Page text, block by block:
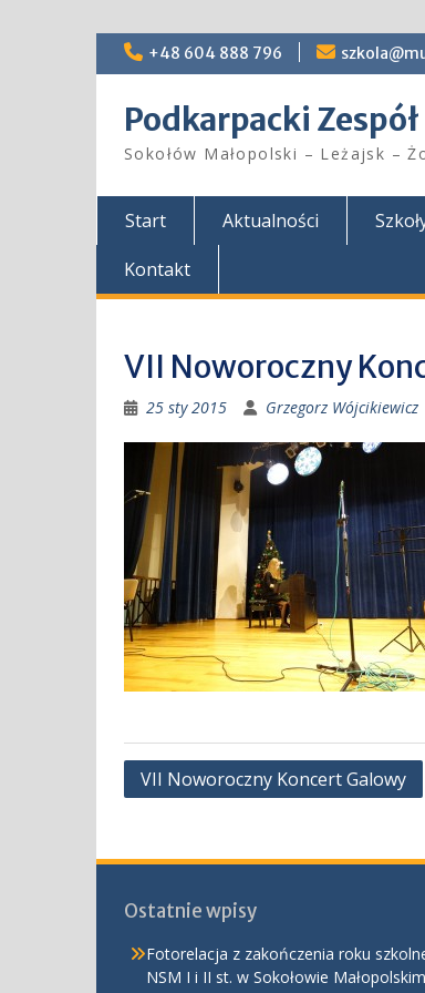
Skip
+48 604 888 796
Podkarpacki
Sokołów Małopolski – Leżajsk –
Start Aktualności
Kontakt
VII Noworoczny
25 sty 2015 Grzegorz Wójcikiewicz
Nawigacja
VII Noworoczny Koncert Galowy
Ostatnie wpisy
Fotorelacja z zakończenia roku
NSM I i II st. w Sokołowie Małopolskim